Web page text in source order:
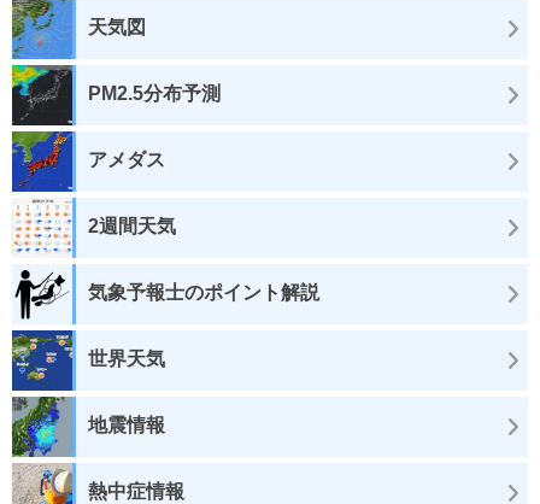
天気図
PM2.5分布予測
アメダス
2週間天気
気象予報士のポイント解説
世界天気
地震情報
熱中症情報